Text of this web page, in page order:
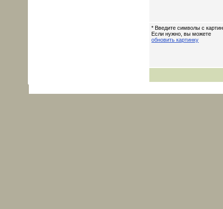
* Введите символы с
Если нужно, вы можете
обновить картинку